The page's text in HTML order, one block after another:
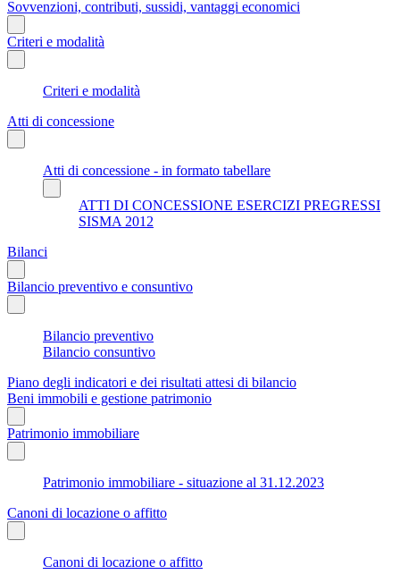
Sovvenzioni, contributi, sussidi, vantaggi economici
Criteri e modalità
Criteri e modalità
Atti di concessione
Atti di concessione - in formato tabellare
ATTI DI CONCESSIONE ESERCIZI PREGRESSI
SISMA 2012
Bilanci
Bilancio preventivo e consuntivo
Bilancio preventivo
Bilancio consuntivo
Piano degli indicatori e dei risultati attesi di bilancio
Beni immobili e gestione patrimonio
Patrimonio immobiliare
Patrimonio immobiliare - situazione al 31.12.2023
Canoni di locazione o affitto
Canoni di locazione o affitto